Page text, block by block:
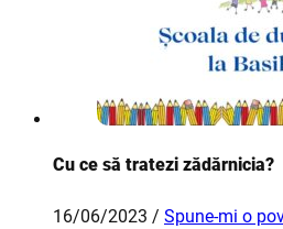
Cu ce să tratezi zădărnicia?
16/06/2023 / Spune-mi o